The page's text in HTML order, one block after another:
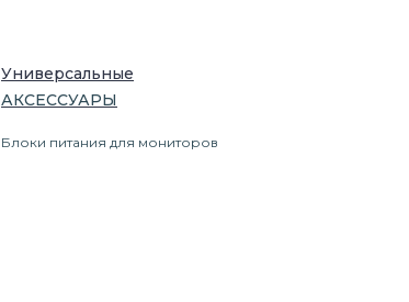
Универсальные
АКСЕССУАРЫ
Блоки питания для мониторов